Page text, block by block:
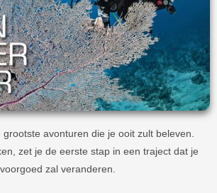
avonturen die je ooit zult beleven.
zet je de eerste stap in een traject dat je
zal veranderen.